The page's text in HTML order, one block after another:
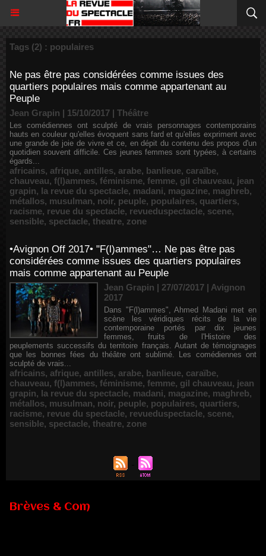
Tags (2) : populaires
Ne pas être pas considérées comme issues des
quartiers populaires mais comme appartenant au
Peuple
Jean Grapin | 15/10/2017 | Théâtre
Les comédiennes ont sculpté de vrais personnages contemporains
hauts en couleur qu'elles évoquent sans fard et qu'elles expriment avec
une grande de joie de vivre et ce, en dépit du contenu des propos d'un
quotidien souvent difficile. Ces jeunes femmes sont typées, à certains
égards...
africains, afrique, antilles, arabe, banlieue, caraïbe,
chauveau, f(l)ammes, féminisme, femme, gil chauveau, jean
grapin, la revue du spectacle, madani, magazine, maghreb,
métallos, musulman, noir, peuple, populaires, quartiers,
racisme, revue du spectacle, revueduspectacle, scene,
sensible, spectacle, theatre, zone
•Avignon Off 2017• "F(l)ammes"… Ne pas être pas
considérées comme issues des quartiers populaires
mais comme appartenant au Peuple
Jean Grapin | 27/07/2017 | Avignon
2017
Dans "F(l)ammes", Ahmed Madani met en
scène les véridiques récits de la vie
contemporaine portés par dix jeunes
femmes, fruits de l'Histoire des
peuplements successifs du territoire français. Autant de témoignages
que les bonnes fées du théâtre ont sublimé. Les comédiennes ont
sculpté de vrais...
africains, afrique, antilles, arabe, banlieue, caraïbe,
chauveau, f(l)ammes, féminisme, femme, gil chauveau, jean
grapin, la revue du spectacle, madani, magazine, maghreb,
métallos, musulman, noir, peuple, populaires, quartiers,
racisme, revue du spectacle, revueduspectacle, scene,
sensible, spectacle, theatre, zone
Brèves & Com